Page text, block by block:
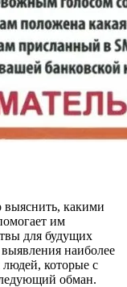
выяснить, какими
им
для будущих
наиболее
которые с
обман.